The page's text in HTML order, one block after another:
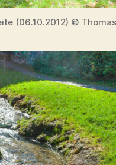
(06.10.2012) ©